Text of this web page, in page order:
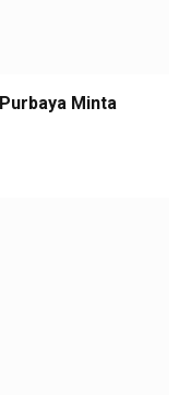
Minta